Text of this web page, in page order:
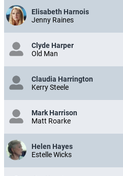
Elisabeth Harnois
Jenny Raines
Clyde Harper
Old Man
Claudia Harrington
Kerry Steele
Mark Harrison
Matt Roarke
Helen Hayes
Estelle Wicks